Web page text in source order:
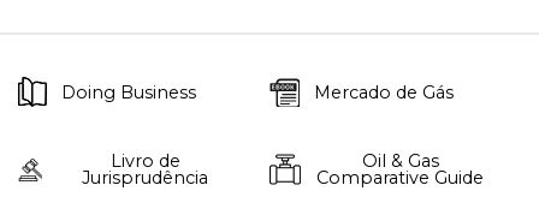
Doing Business Mercado de Gás
Livro de
Jurisprudência
Oil & Gas
Comparative Guide